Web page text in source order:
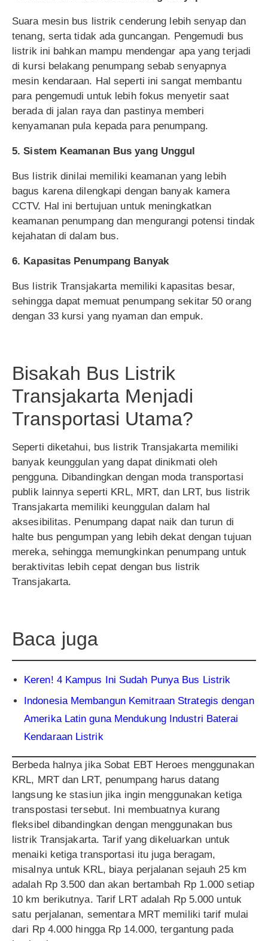
Suara mesin bus listrik cenderung lebih senyap dan
tenang, serta tidak ada guncangan. Pengemudi bus
listrik ini bahkan mampu mendengar apa yang terjadi
di kursi belakang penumpang sebab senyapnya
mesin kendaraan. Hal seperti ini sangat membantu
para pengemudi untuk lebih fokus menyetir saat
berada di jalan raya dan pastinya memberi
kenyamanan pula kepada para penumpang.
5. Sistem Keamanan Bus yang Unggul
Bus listrik dinilai memiliki keamanan yang lebih
bagus karena dilengkapi dengan banyak kamera
CCTV. Hal ini bertujuan untuk meningkatkan
keamanan penumpang dan mengurangi potensi tindak
kejahatan di dalam bus.
6. Kapasitas Penumpang Banyak
Bus listrik Transjakarta memiliki kapasitas besar,
sehingga dapat memuat penumpang sekitar 50 orang
dengan 33 kursi yang nyaman dan empuk.
Bisakah Bus Listrik
Transjakarta Menjadi
Transportasi Utama?
Seperti diketahui, bus listrik Transjakarta memiliki
banyak keunggulan yang dapat dinikmati oleh
pengguna. Dibandingkan dengan moda transportasi
publik lainnya seperti KRL, MRT, dan LRT, bus listrik
Transjakarta memiliki keunggulan dalam hal
aksesibilitas. Penumpang dapat naik dan turun di
halte bus pengumpan yang lebih dekat dengan tujuan
mereka, sehingga memungkinkan penumpang untuk
beraktivitas lebih cepat dengan bus listrik
Transjakarta.
Baca juga
Keren! 4 Kampus Ini Sudah Punya Bus Listrik
Indonesia Membangun Kemitraan Strategis dengan
Amerika Latin guna Mendukung Industri Baterai
Kendaraan Listrik
Berbeda halnya jika Sobat EBT Heroes menggunakan
KRL, MRT dan LRT, penumpang harus datang
langsung ke stasiun jika ingin menggunakan ketiga
transpostasi tersebut. Ini membuatnya kurang
fleksibel dibandingkan dengan menggunakan bus
listrik Transjakarta. Tarif yang dikeluarkan untuk
menaiki ketiga transportasi itu juga beragam,
misalnya untuk KRL, biaya perjalanan sejauh 25 km
adalah Rp 3.500 dan akan bertambah Rp 1.000 setiap
10 km berikutnya. Tarif LRT adalah Rp 5.000 untuk
satu perjalanan, sementara MRT memiliki tarif mulai
dari Rp 4.000 hingga Rp 14.000, tergantung pada